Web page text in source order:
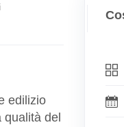
edilizio
del